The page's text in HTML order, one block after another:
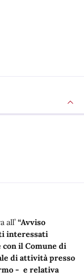
all’ “Avviso
interessati
con il Comune di
di attività presso
- e relativa